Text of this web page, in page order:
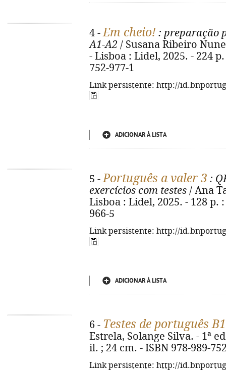
4 -Em cheio! : preparação
A1-A2 / Susana Ribeiro
- Lisboa : Lidel, 2025. - 224
752-977-1
Link persistente: http://
ADICIONAR À LISTA
5 -Português a valer 3 :
exercícios com testes / Ana
Lisboa : Lidel, 2025. - 128 p.
966-5
Link persistente: http://
ADICIONAR À LISTA
6 - Testes de português
Estrela, Solange Silva. - 1ª
il. ; 24 cm. - ISBN 978-989-
Link persistente: http://